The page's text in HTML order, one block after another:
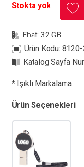
Stokta yok
Ebat:32 GB
Ürün Kodu:8120-
Katalog Sayfa
* Işıklı Markalama
Ürün Seçenekleri